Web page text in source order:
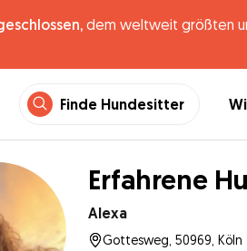
dem weltweit größten
Finde Hundesitter
Erfahrene
Alexa
Gottesweg, 50969, Köln